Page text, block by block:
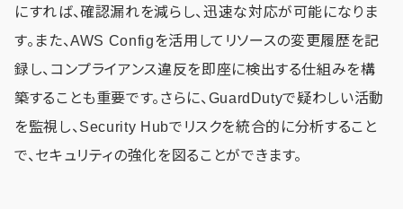
にすれば、確認漏れを減らし、迅速な対応が可能になりま
す。また、AWS Configを活用してリソースの変更履歴を記
録し、コンプライアンス違反を即座に検出する仕組みを構
築することも重要です。さらに、GuardDutyで疑わしい活動
を監視し、Security Hubでリスクを統合的に分析すること
で、セキュリティの強化を図ることができます。